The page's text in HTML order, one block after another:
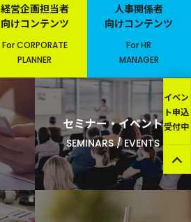
イベン
ト申込
受付中
経営企画担当者
向けコンテンツ
For CORPORATE
PLANNER
人事関係者
向けコンテンツ
For HR
MANAGER
セミナー・イベント
SEMINARS / EVENTS